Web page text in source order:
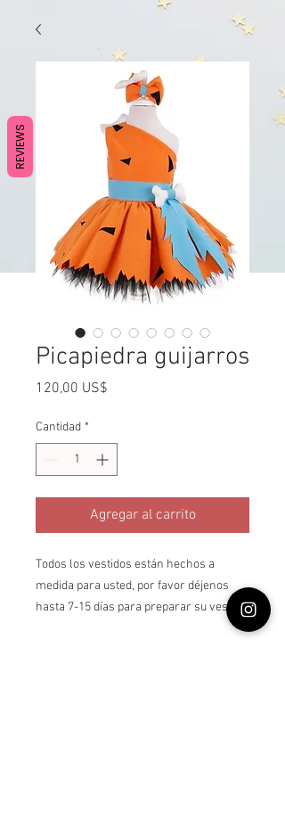
Picapiedra guijarros
120,00 US$
Cantidad *
Agregar al carrito
Todos los vestidos están hechos a
medida para usted, por favor déjenos
hasta 7-15 días para preparar su vestido.
REVIEWS